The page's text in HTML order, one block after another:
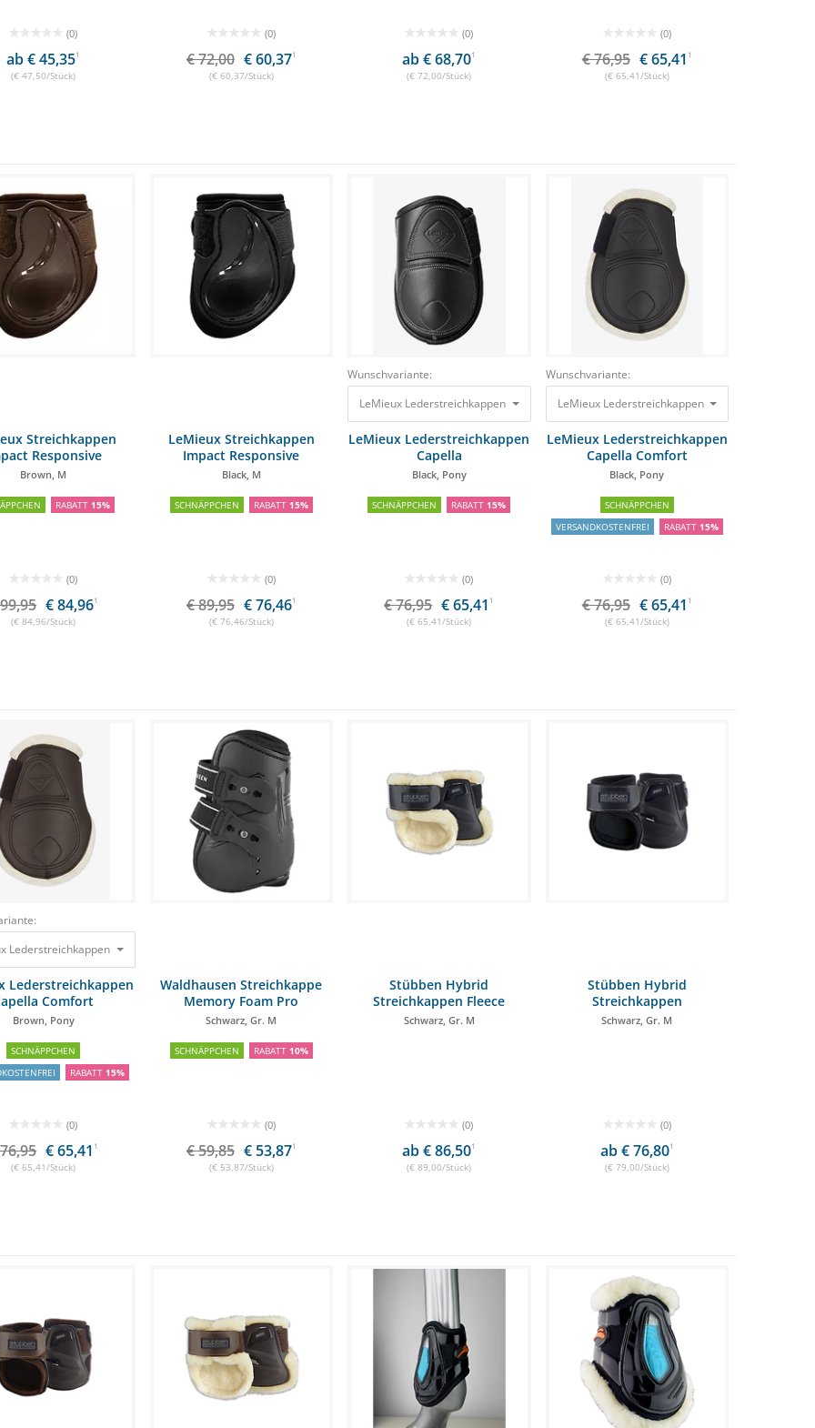
(0)
ab € 45,351
(€ 47,50/Stück)
(0)
€ 72,00 € 60,371
(€ 60,37/Stück)
(0)
ab € 68,701
(€ 72,00/Stück)
(0)
€ 76,95 € 65,41 1
(€ 65,41/Stück)
Streichkappen
Responsive
Brown, M
RABATT 15%
(0)
€ 84,961
(€ 84,96/Stück)
LeMieux Streichkappen
Impact Responsive
Black, M
SCHNÄPPCHEN RABATT 15%
(0)
€ 89,95 € 76,461
(€ 76,46/Stück)
Wunschvariante:
LeMieux Lederstreichkappen Capella Black, Pony76,95 €65,41 €
LeMieux Lederstreichkappen
Capella
Black, Pony
SCHNÄPPCHEN RABATT 15%
(0)
€ 76,95 € 65,41 1
(€ 65,41/Stück)
Wunschvariante:
LeMieux Lederstreichkappen Capella Comfort
LeMieux Lederstreichkappen
Capella Comfort
Black, Pony
SCHNÄPPCHEN
VERSANDKOSTENFREI
RABATT 15%
(0)
€ 76,95 € 65,41 1
(€ 65,41/Stück)
Lederstreichkappen Capella Comfort Brown, Pony
Lederstreichkappen
Comfort
Brown, Pony
SCHNÄPPCHEN
RABATT 15%
(0)
€ 65,41 1
(€ 65,41/Stück)
Waldhausen Streichkappe
Memory Foam Pro
Schwarz, Gr. M
SCHNÄPPCHEN RABATT 10%
(0)
€ 59,85 € 53,871
(€ 53,87/Stück)
Stübben Hybrid
Streichkappen Fleece
Schwarz, Gr. M
(0)
ab € 86,501
(€ 89,00/Stück)
Stübben Hybrid
Streichkappen
Schwarz, Gr. M
(0)
ab € 76,801
(€ 79,00/Stück)